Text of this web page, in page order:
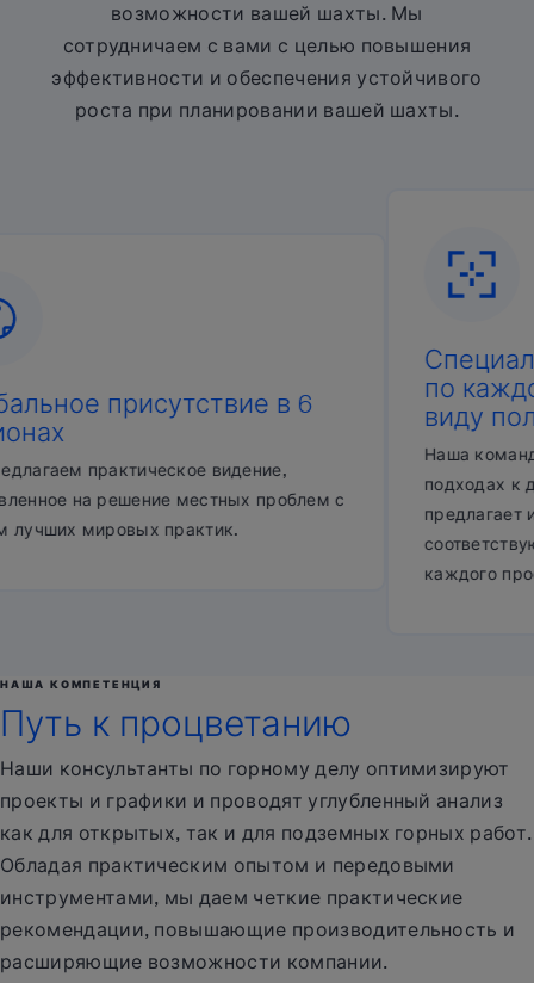
возможности вашей шахты. Мы
сотрудничаем с вами с целью повышения
эффективности и обеспечения устойчивого
роста при планировании вашей шахты.
присутствие в 6
практическое видение,
на решение местных проблем с
мировых практик.
по
виду
Наша команда
подходах к
предлагает
каждого
НАША КОМПЕТЕНЦИЯ
Путь к процветанию
Наши консультанты по горному делу оптимизируют
проекты и графики и проводят углубленный анализ
как для открытых, так и для подземных горных работ.
Обладая практическим опытом и передовыми
инструментами, мы даем четкие практические
рекомендации, повышающие производительность и
расширяющие возможности компании.